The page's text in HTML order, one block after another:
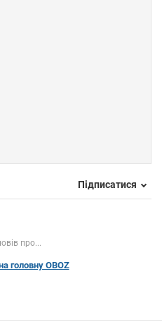
Підписатися
про...
головну OBOZ